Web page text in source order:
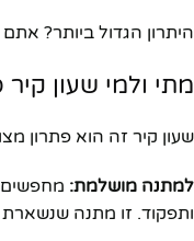
היתרון הגדול ביותר?
מתי ולמי שעון
שעון קיר זה הוא פתרון
למתנה מושלמת: מחפשים
ותפקוד. זו מתנה שנשארת